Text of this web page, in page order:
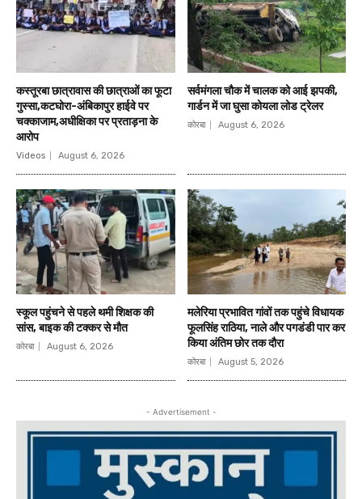
कस्तूरबा छात्रावास की छात्राओं का फूटा
गुस्सा,कटघोरा-अंबिकापुर हाईवे पर
चक्काजाम,अधीक्षिका पर प्रताड़ना के
आरोप
Videos August 6, 2026
सर्वमंगला चौक में चालक को आई झपकी,
गार्डन में जा घुसा कोयला लोड ट्रेलर
कोरबा August 6, 2026
स्कूल पहुंचने से पहले थमी शिक्षक की
सांस, बाइक की टक्कर से मौत
कोरबा August 6, 2026
मलेरिया प्रभावित गांवों तक पहुंचे विधायक
फूलसिंह राठिया, नाले और पगडंडी पार कर
किया अंतिम छोर तक दौरा
कोरबा August 5, 2026
- Advertisement -